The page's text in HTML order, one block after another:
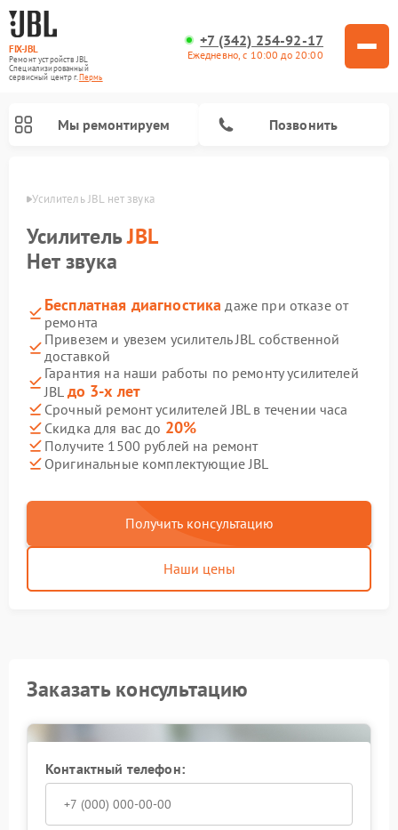
FIX-JBL
Ремонт устройств JBL
Специализированный
cервисный центр г.Пермь
+7 (342) 254-92-17
Ежедневно, с 10:00 до 20:00
Мы ремонтируем Позвонить
Усилитель JBL нет звука
УсилительJBL
Нет звука
Бесплатная диагностика даже при отказе от
ремонта
Привезем и увезем усилитель JBL собственной
доставкой
Гарантия на наши работы по ремонту усилителей
JBL до 3-х лет
Срочный ремонт усилителей JBL в течении часа
Скидка для вас до 20%
Получите 1500 рублей на ремонт
Оригинальные комплектующие JBL
Получить консультацию
Наши цены
Заказать консультацию
Контактный телефон: